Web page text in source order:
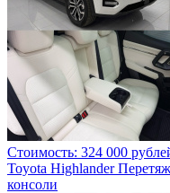
Стоимость: 324 000
Toyota Highlander
консоли